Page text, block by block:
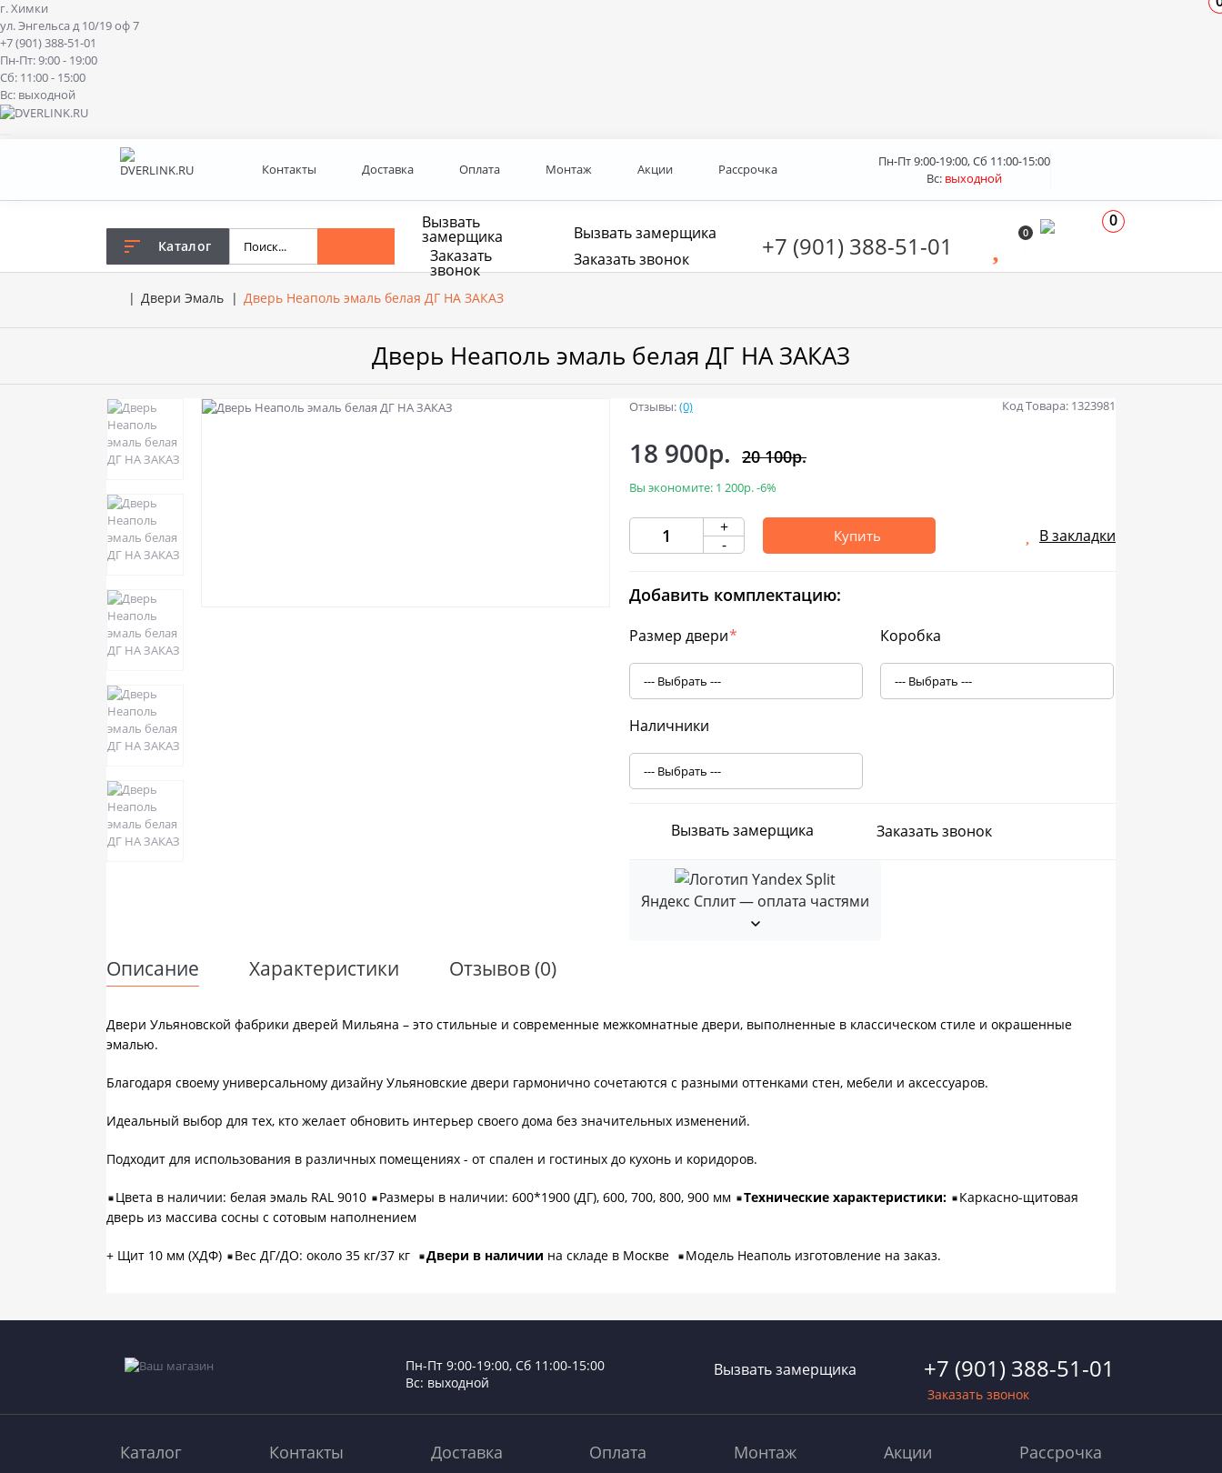
г. Химки
ул. Энгельса д 10/19 оф 7
+7 (901) 388-51-01
Пн-Пт: 9:00 - 19:00
Сб: 11:00 - 15:00
Вс: выходной
Контакты Доставка Оплата Монтаж Акции Рассрочка
Пн-Пт 9:00-19:00, Сб 11:00-15:00
Вс: выходной
Каталог
Вызвать
замерщика
Заказать
звонок
Вызвать замерщика
Заказать звонок
+7 (901) 388-51-01 0
0
Двери Эмаль Дверь Неаполь эмаль белая ДГ НА ЗАКАЗ
Дверь Неаполь эмаль белая ДГ НА ЗАКАЗ
Отзывы:(0) Код Товара: 1323981
18 900р. 20 100р.
Вы экономите: 1 200р.-6%
+
-
Купить В закладки
Добавить комплектацию:
Размер двери* Коробка
Наличники
Вызвать замерщика Заказать звонок
Яндекс Сплит — оплата частями
Описание Характеристики Отзывов (0)
Двери Ульяновской фабрики дверей Мильяна – это стильные и современные межкомнатные двери, выполненные в классическом стиле и окрашенные
эмалью.
Благодаря своему универсальному дизайну Ульяновские двери гармонично сочетаются с разными оттенками стен, мебели и аксессуаров.
Идеальный выбор для тех, кто желает обновить интерьер своего дома без значительных изменений.
Подходит для использования в различных помещениях - от спален и гостиных до кухонь и коридоров.
Цвета в наличии: белая эмаль RAL 9010 Размеры в наличии: 600*1900 (ДГ), 600, 700, 800, 900 мм Технические характеристики:
Каркасно-щитовая
дверь из массива сосны с сотовым наполнением
+ Щит 10 мм (ХДФ) Вес ДГ/ДО: около 35 кг/37 кг Двери в наличии на складе в Москве Модель Неаполь изготовление на заказ.
Пн-Пт 9:00-19:00, Сб 11:00-15:00
Вс: выходной
Вызвать замерщика +7 (901) 388-51-01
Заказать звонок
Каталог Контакты Доставка Оплата Монтаж Акции Рассрочка